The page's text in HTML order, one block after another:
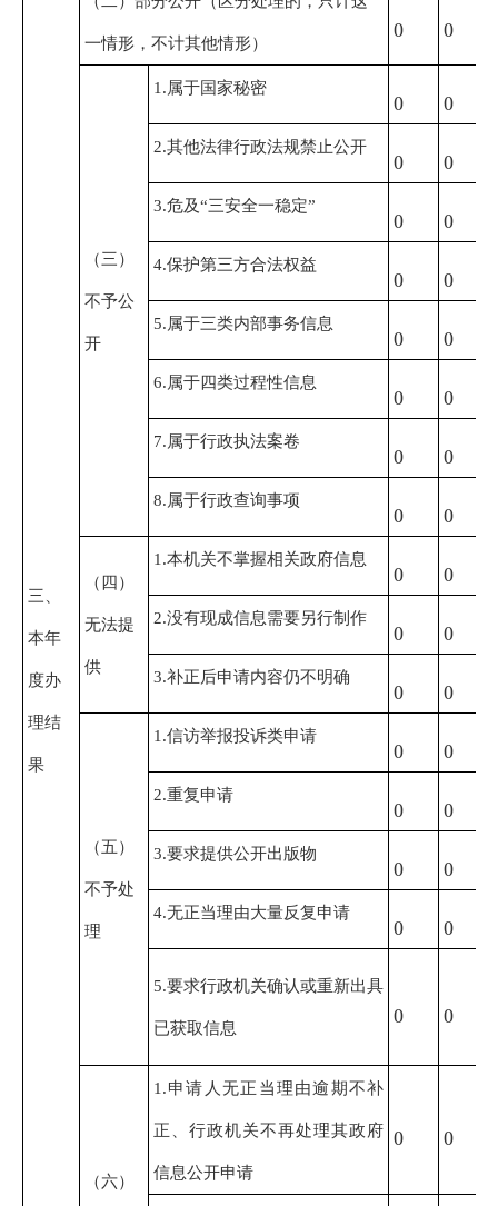
三、
本年
度办
理结
果
一情形，不计其他情形）
0 0
（三）
不予公
开
1.属于国家秘密
0 0
2.其他法律行政法规禁止公开
0 0
3.危及“三安全一稳定”
0 0
4.保护第三方合法权益
0 0
5.属于三类内部事务信息
0 0
6.属于四类过程性信息
0 0
7.属于行政执法案卷
0 0
8.属于行政查询事项
0 0
（四）
无法提
供
1.本机关不掌握相关政府信息
0 0
2.没有现成信息需要另行制作
0 0
3.补正后申请内容仍不明确
0 0
（五）
不予处
理
1.信访举报投诉类申请
0 0
2.重复申请
0 0
3.要求提供公开出版物
0 0
4.无正当理由大量反复申请
0 0
5.要求行政机关确认或重新出具
已获取信息
0 0
（六）
1.申请人无正当理由逾期不补
正、行政机关不再处理其政府
信息公开申请
0 0